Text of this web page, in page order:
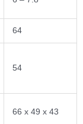
64
54
66 x 49 x 43